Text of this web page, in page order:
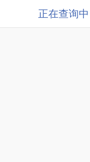
正在查询中